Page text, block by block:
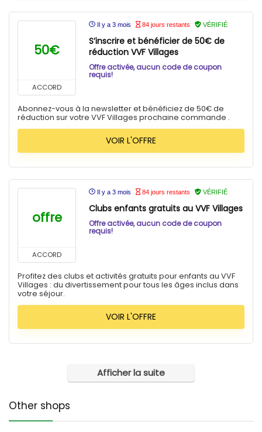
50€
ACCORD
Il y a 3 mois 84 jours restants VÉRIFIÉ
S’inscrire et bénéficier de 50€ de
réduction VVF Villages
Offre activée, aucun code de coupon
requis!
Abonnez-vous à la newsletter et bénéficiez de 50€ de
réduction sur votre VVF Villages prochaine commande .
VOIR L'OFFRE
offre
ACCORD
Il y a 3 mois 84 jours restants VÉRIFIÉ
Clubs enfants gratuits au VVF Villages
Offre activée, aucun code de coupon
requis!
Profitez des clubs et activités gratuits pour enfants au VVF
Villages : du divertissement pour tous les âges inclus dans
votre séjour.
VOIR L'OFFRE
Afficher la suite
Other shops